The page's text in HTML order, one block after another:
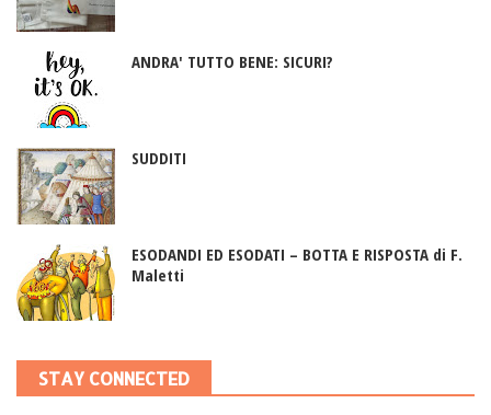
ANDRA' TUTTO BENE: SICURI?
SUDDITI
ESODANDI ED ESODATI – BOTTA E RISPOSTA di F.
Maletti
STAY CONNECTED